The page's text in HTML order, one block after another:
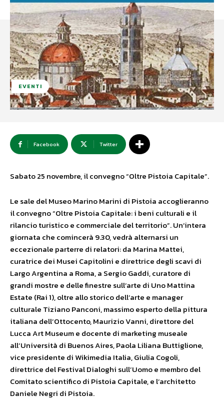
EVENTI
Facebook Twitter
Sabato 25 novembre, il convegno “Oltre Pistoia Capitale”.
Le sale del Museo Marino Marini di Pistoia accoglieranno
il convegno “Oltre Pistoia Capitale: i beni culturali e il
rilancio turistico e commerciale del territorio”. Un’intera
giornata che comincerà 9.30, vedrà alternarsi un
eccezionale parterre di relatori: da Marina Mattei,
curatrice dei Musei Capitolini e direttrice degli scavi di
Largo Argentina a Roma, a Sergio Gaddi, curatore di
grandi mostre e delle finestre sull’arte di Uno Mattina
Estate (Rai 1), oltre allo storico dell’arte e manager
culturale Tiziano Panconi, massimo esperto della pittura
italiana dell’Ottocento, Maurizio Vanni, direttore del
Lucca Art Museum e docente di marketing museale
all’Università di Buenos Aires, Paola Liliana Buttiglione,
vice presidente di Wikimedia Italia, Giulia Cogoli,
direttrice del Festival Dialoghi sull’Uomo e membro del
Comitato scientifico di Pistoia Capitale, e l’architetto
Daniele Negri di Pistoia.